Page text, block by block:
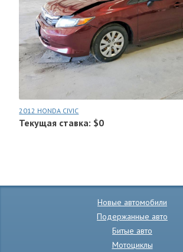
2012 HONDA CIVIC
Текущая ставка: $0
Новые автомобили
Подержанные авто
Битые авто
Мотоциклы